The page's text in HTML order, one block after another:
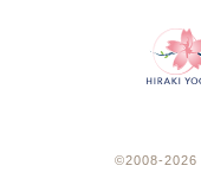
©2008-2026